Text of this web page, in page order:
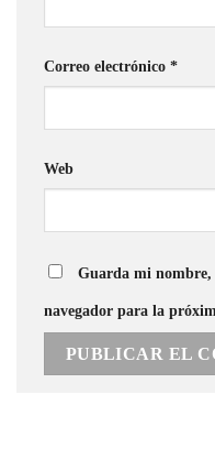
Correo electrónico *
Web
Guarda mi nombre,
navegador para la